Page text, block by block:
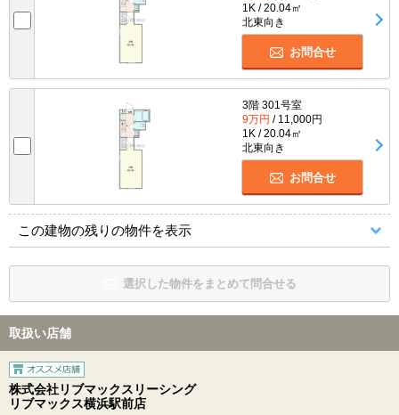
1K / 20.04㎡
北東向き
お問合せ
3階 301号室
9万円 / 11,000円
1K / 20.04㎡
北東向き
お問合せ
この建物の残りの物件を表示
選択した物件をまとめて問合せる
取扱い店舗
株式会社リブマックスリーシング
リブマックス横浜駅前店